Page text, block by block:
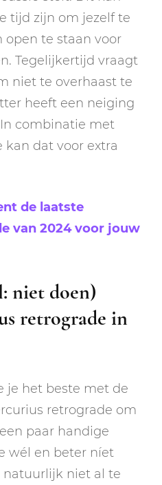
tijd zijn om jezelf te
te staan voor
Tegelijkertijd vraagt
niet te overhaast te
heeft een neiging
combinatie met
kan dat voor extra
de laatste
van 2024 voor jouw
niet doen)
retrograde in
je het beste met de
retrograde om
paar handige
wél en beter níet
niet al te